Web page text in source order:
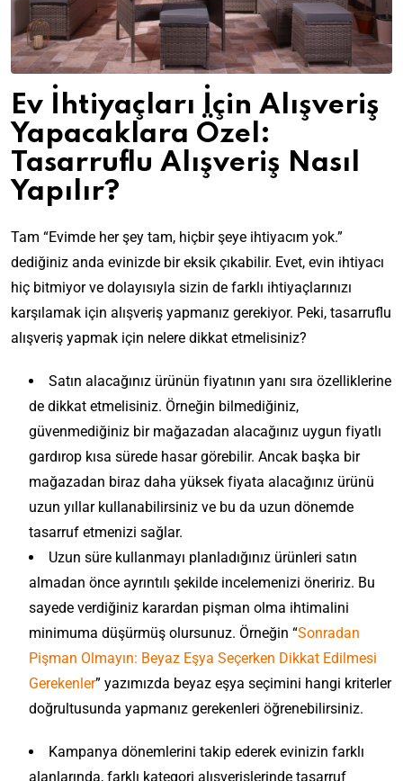
Ev İhtiyaçları İçin Alışveriş
Yapacaklara Özel:
Tasarruflu Alışveriş Nasıl
Yapılır?
Tam “Evimde her şey tam, hiçbir şeye ihtiyacım yok.”
dediğiniz anda evinizde bir eksik çıkabilir. Evet, evin ihtiyacı
hiç bitmiyor ve dolayısıyla sizin de farklı ihtiyaçlarınızı
karşılamak için alışveriş yapmanız gerekiyor. Peki, tasarruflu
alışveriş yapmak için nelere dikkat etmelisiniz?
Satın alacağınız ürünün fiyatının yanı sıra özelliklerine
de dikkat etmelisiniz. Örneğin bilmediğiniz,
güvenmediğiniz bir mağazadan alacağınız uygun fiyatlı
gardırop kısa sürede hasar görebilir. Ancak başka bir
mağazadan biraz daha yüksek fiyata alacağınız ürünü
uzun yıllar kullanabilirsiniz ve bu da uzun dönemde
tasarruf etmenizi sağlar.
Uzun süre kullanmayı planladığınız ürünleri satın
almadan önce ayrıntılı şekilde incelemenizi öneririz. Bu
sayede verdiğiniz karardan pişman olma ihtimalini
minimuma düşürmüş olursunuz. Örneğin “Sonradan
Pişman Olmayın: Beyaz Eşya Seçerken Dikkat Edilmesi
Gerekenler” yazımızda beyaz eşya seçimini hangi kriterler
doğrultusunda yapmanız gerekenleri öğrenebilirsiniz.
Kampanya dönemlerini takip ederek evinizin farklı
alanlarında, farklı kategori alışverişlerinde tasarruf
e
y
a
a
p
U
c
u
N
s
ı
T
ü
m
m
e
B
i
r
Y
a
T
İ
s
t
e
n
m
e
e
n
o
k
u
r
a
E
k
k
K
m
a
e
n
i
N
e
s
G
e
A
l
a
n
a
n
a
s
a
r
f
T
t
i
S
n
a
s
n
d
a
v
H
a
i
a
n
A
y
ı
T
a
t
l
Ö
Y
t
a
k
d
a
z
K
ş
i
ğ